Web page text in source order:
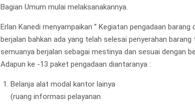
Bagian Umum mulai melaksanakannya.
Erlan Kanedi menyampaikan ” Kegiatan pengadaan
berjalan bahkan ada yang telah selesai penyerahan
semuanya berjalan sebagai mestinya dan sesuai dengan
Adapun ke -13 paket pengadaan diantaranya :
Belanja alat modal kantor lainya
(ruang informasi pelayanan